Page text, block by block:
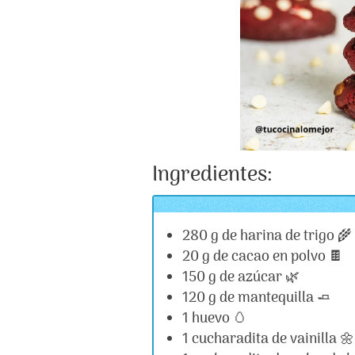
Ingredientes:
280 g de harina de trigo
20 g de cacao en polvo 🍫
150 g de azúcar 🌿
120 g de mantequilla 🧈
1 huevo 🥚
1 cucharadita de vainilla 🌼